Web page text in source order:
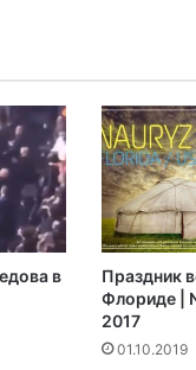
в
Праздник
Флориде |
2017
01.10.2019